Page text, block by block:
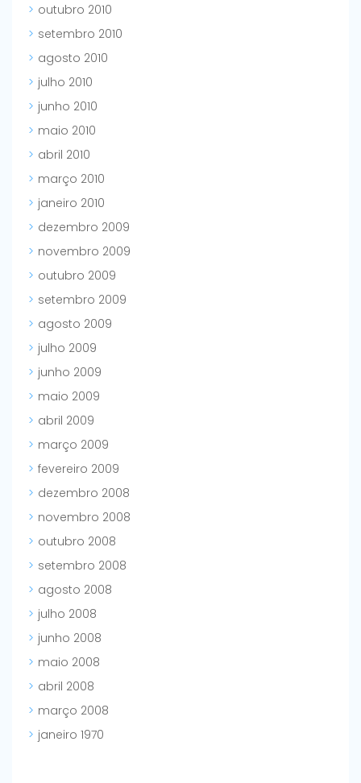
outubro 2010
setembro 2010
agosto 2010
julho 2010
junho 2010
maio 2010
abril 2010
março 2010
janeiro 2010
dezembro 2009
novembro 2009
outubro 2009
setembro 2009
agosto 2009
julho 2009
junho 2009
maio 2009
abril 2009
março 2009
fevereiro 2009
dezembro 2008
novembro 2008
outubro 2008
setembro 2008
agosto 2008
julho 2008
junho 2008
maio 2008
abril 2008
março 2008
janeiro 1970